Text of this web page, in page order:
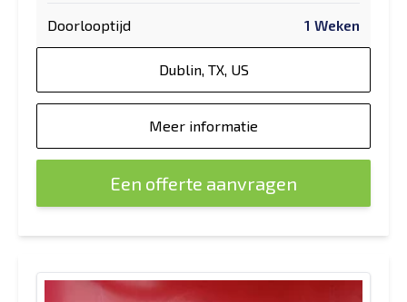
Doorlooptijd 1 Weken
Dublin, TX, US
Meer informatie
Een offerte aanvragen